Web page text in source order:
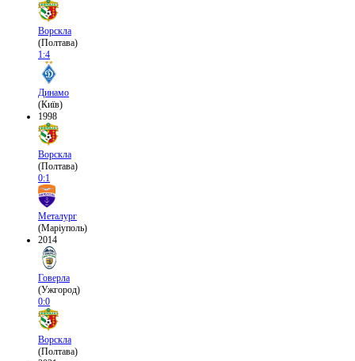
Ворскла
(Полтава)
1:4
Динамо
(Київ)
1998
Ворскла
(Полтава)
0:1
Металург
(Маріуполь)
2014
Говерла
(Ужгород)
0:0
Ворскла
(Полтава)